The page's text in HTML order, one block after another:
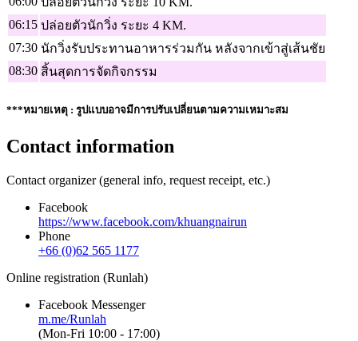
06:15 ปล่อยตัวนักวิ่ง ระยะ 4 KM.
07:30 นักวิ่งรับประทานอาหารร่วมกัน หลังจากเข้าสู่เส้นชัย
08:30 สิ้นสุดการจัดกิจกรรม
***หมายเหตุ : รูปแบบอาจมีการปรับเปลี่ยนตามความเหมาะสม
Contact information
Contact organizer (general info, request receipt, etc.)
Facebook
https://www.facebook.com/khuangnairun
Phone
+66 (0)62 565 1177
Online registration (Runlah)
Facebook Messenger
m.me/Runlah
(Mon-Fri 10:00 - 17:00)